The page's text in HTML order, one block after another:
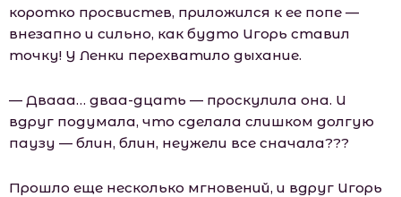
коротко просвистев, приложился к ее попе —
внезапно и сильно, как будто Игорь ставил
точку! У Ленки перехватило дыхание.
— Двааа… дваа-дцать — проскулила она. И
вдруг подумала, что сделала слишком долгую
паузу — блин, блин, неужели все сначала???
Прошло еще несколько мгновений, и вдруг Игорь